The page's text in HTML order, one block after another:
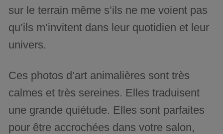
sur le terrain même s’ils ne me voient pas
qu’ils m’invitent dans leur quotidien et leur
univers.
Ces photos d’art animalières sont très
calmes et très sereines. Elles traduisent
une grande quiétude. Elles sont parfaites
pour être accrochées dans votre salon,